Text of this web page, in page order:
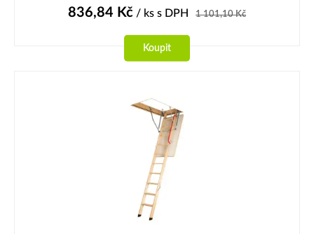
836,84 Kč / ks s DPH 1 101,10Kč
Koupit